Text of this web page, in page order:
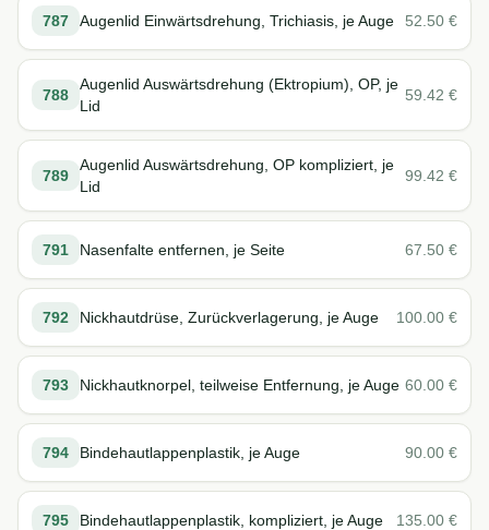
787 Augenlid Einwärtsdrehung, Trichiasis, je Auge 52.50 €
788
Augenlid Auswärtsdrehung (Ektropium), OP, je
Lid
59.42 €
789
Augenlid Auswärtsdrehung, OP kompliziert, je
Lid
99.42 €
791 Nasenfalte entfernen, je Seite 67.50 €
792 Nickhautdrüse, Zurückverlagerung, je Auge 100.00 €
793 Nickhautknorpel, teilweise Entfernung, je Auge 60.00 €
794 Bindehautlappenplastik, je Auge 90.00 €
795 Bindehautlappenplastik, kompliziert, je Auge 135.00 €